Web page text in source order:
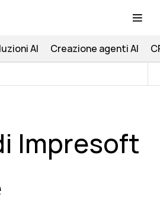
AI Creazione agenti AI
Impresoft